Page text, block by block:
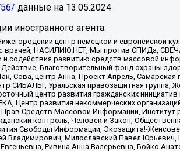
данные на 13.05.2024
иностранного агента:
центр немецкой и европейской
врачей, НАСИЛИЮ.НЕТ, Мы против СПИДа,
развитию средств массовой
Благотворительный фонд охраны
Сова, центр Анна, Проект Апрель,
СИБАЛЬТ, Уральская правозащитная группа,
центр развития гражданских
развития некоммерческих
Средств Массовой Информации,
контроль, Человек и Закон,
Свободы Информации, Экозащита!-
Владимирович, Милославский Павел
Ривина Анна Валерьевна, Бойко